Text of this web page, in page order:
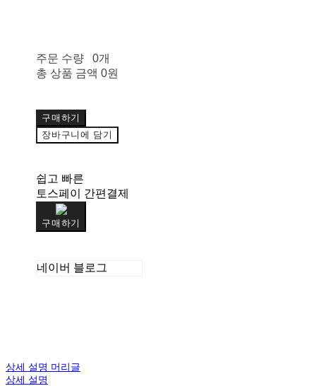
주문 수량
0개
총 상품 금액 0원
구매하기
장바구니에 담기
쉽고 빠른
토스페이 간편결제
구매하기
네이버 블로그
상세 설명 머리글
상세 설명